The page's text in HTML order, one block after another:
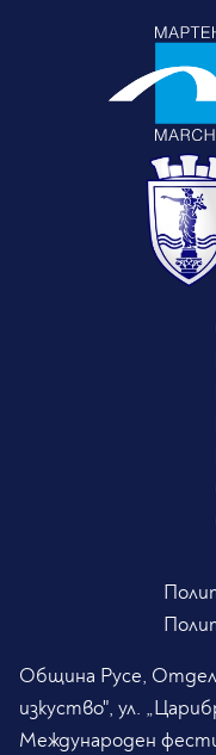
Община Русе, Отдел
изкуство", ул.
Международен